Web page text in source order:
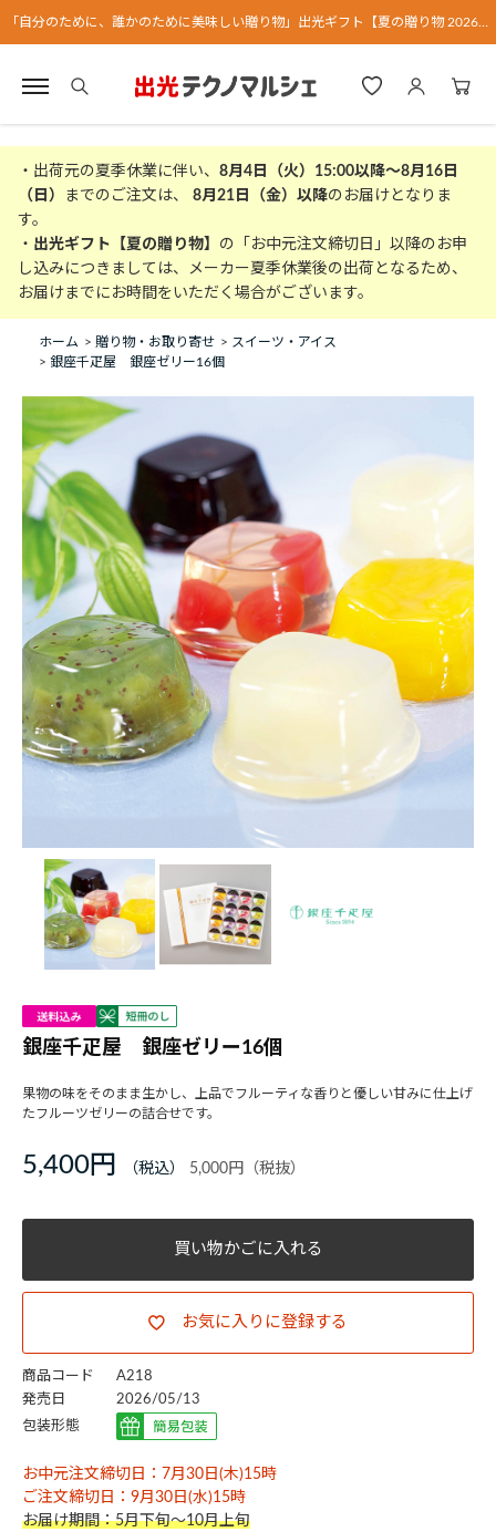
・出荷元の夏季休業に伴い、 8月4日（火）15:00以降～8月16日
（日）
までのご注文は、 8月21日（金）以降のお届けとなりま
す。
・ 出光ギフト【夏の贈り物】 の「お中元注文締切日」以降のお申
し込みにつきましては、メーカー夏季休業後の出荷となるため、
お届けまでにお時間をいただく場合がございます。
ホーム > 贈り物・お取り寄せ > スイーツ・アイス
> 銀座千疋屋 銀座ゼリー16個
銀座千疋屋 銀座ゼリー16個
果物の味をそのまま生かし、上品でフルーティな香りと優しい甘みに仕上げ
たフルーツゼリーの詰合せです。
5,400円 5,000円
商品コード
A218
発売日
2026/05/13
包装形態
お中元注文締切日：7月30日(木)15時
ご注文締切日：9月30日(水)15時
お届け期間：5月下旬～10月上旬
買い物かごに入れる
お気に入りに登録する